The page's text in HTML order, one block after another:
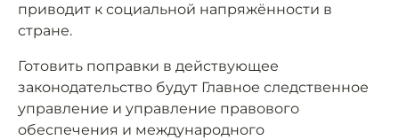
приводит к социальной напряжённости в
стране.
Готовить поправки в действующее
законодательство будут Главное следственное
управление и управление правового
обеспечения и международного